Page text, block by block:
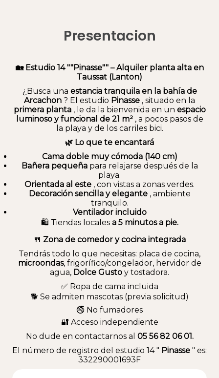
Presentacion
🏡 Estudio 14 ""Pinasse"" – Alquiler planta alta en
Taussat (Lanton)
¿Busca una estancia tranquila en la bahía de
Arcachon ? El estudio Pinasse , situado en la
primera planta, le da la bienvenida en un espacio
luminoso y funcional de 21 m², a pocos pasos de
la playa y de los carriles bici.
🌿 Lo que te encantará
Cama doble muy cómoda (140 cm)
Bañera pequeñapara relajarse después de la
playa.
Orientada al este , con vistas a zonas verdes.
Decoración sencilla y elegante, ambiente
tranquilo.
Ventilador incluido
🛍 Tiendas locales a 5 minutos a pie.
🍴 Zona de comedor y cocina integrada
Tendrás todo lo que necesitas: placa de cocina,
microondas, frigorífico/congelador, hervidor de
agua, Dolce Gusto y tostadora.
✅ Ropa de cama incluida
🐕 Se admiten mascotas (previa solicitud)
🚭 No fumadores
🔐 Acceso independiente
No dude en contactarnos al 05 56 82 06 01.
El número de registro del estudio 14 " Pinasse " es:
332290001693F